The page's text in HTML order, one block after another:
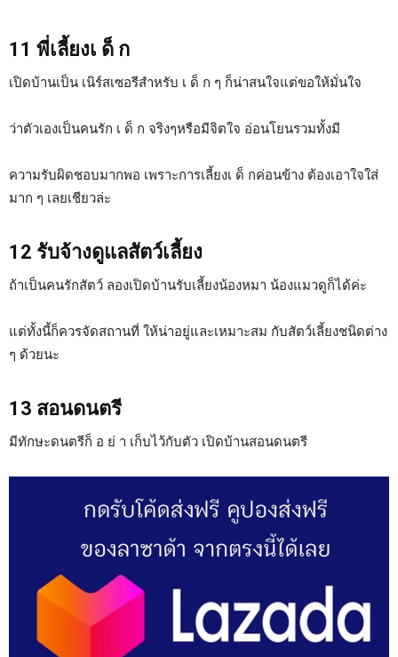
11 พี่เลี้ยงเ ด็ ก
เปิดบ้านเป็น เนิร์สเซอรีสำหรับ เ ด็ ก ๆ ก็น่าสนใจแต่ขอให้มั่นใจ
ว่าตัวเองเป็นคนรัก เ ด็ ก จริงๆหรือมีจิตใจ อ่อนโยนรวมทั้งมี
ความรับผิดชอบมากพอ เพราะการเลี้ยงเ ด็ กค่อนข้าง ต้องเอาใจใส่
มาก ๆ เลยเชียวล่ะ
12 รับจ้างดูแลสัตว์เลี้ยง
ถ้าเป็นคนรักสัตว์ ลองเปิดบ้านรับเลี้ยงน้องหมา น้องแมวดูก็ได้ค่ะ
แต่ทั้งนี้ก็ควรจัดสถานที่ ให้น่าอยู่และเหมาะสม กับสัตว์เลี้ยงชนิดต่าง
ๆ ด้วยนะ
13 สอนดนตรี
มีทักษะดนตรีก็ อ ย่ า เก็บไว้กับตัว เปิดบ้านสอนดนตรี